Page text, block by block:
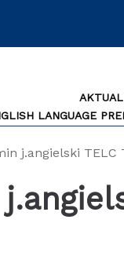
LANGUAGE
j.angielski TELC